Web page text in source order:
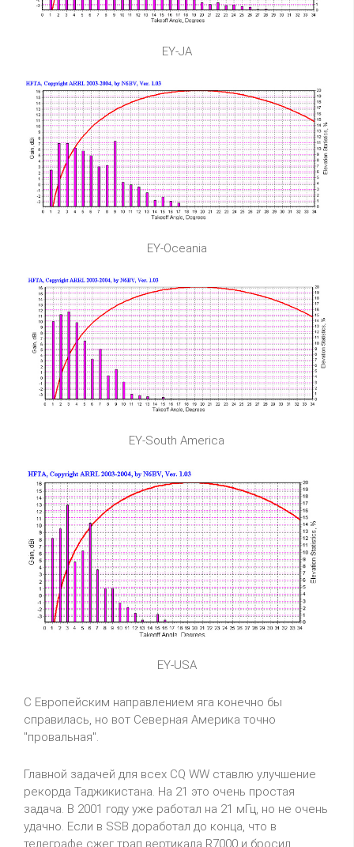
EY-JA
EY-Oceania
EY-South America
EY-USA
С Европейским направлением яга конечно бы
справилась, но вот Северная Америка точно
"провальная".
Главной задачей для всех CQ WW ставлю улучшение
рекорда Таджикистана. На 21 это очень простая
задача. В 2001 году уже работал на 21 мГц, но не очень
удачно. Если в SSB доработал до конца, что в
телеграфе сжег трап вертикала R7000 и бросил